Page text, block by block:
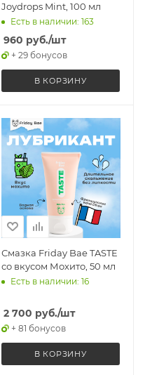
Joydrops Mint, 100 мл
Есть в наличии: 163
960 руб./шт
+ 29 бонусов
В КОРЗИНУ
Смазка Friday Bae TASTE
со вкусом Мохито, 50 мл
Есть в наличии: 16
2 700 руб./шт
+ 81 бонусов
В КОРЗИНУ